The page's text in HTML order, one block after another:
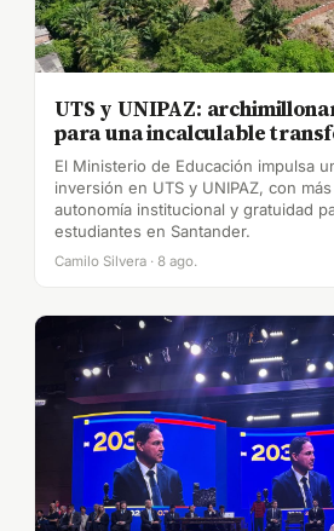
UTS y UNIPAZ:
para una incalculable
El Ministerio de Educación impulsa
inversión en UTS y UNIPAZ, con
autonomía institucional y gratuidad
estudiantes en Santander.
Camilo Silvera · 8 ago.